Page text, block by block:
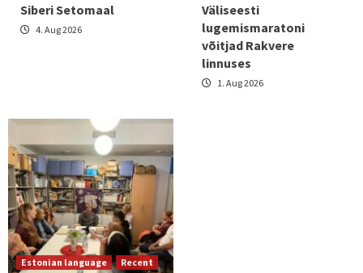
Siberi Setomaal
4. Aug 2026
Väliseesti
lugemismaratoni
võitjad Rakvere
linnuses
1. Aug 2026
Estonian language
Recent